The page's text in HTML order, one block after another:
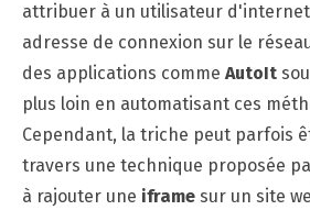
attribuer à un utilisateur
adresse de connexion sur le
des applications comme AutoIt
plus loin en automatisant ces
Cependant, la triche peut parfois
travers une technique proposée
à rajouter une iframe sur un site